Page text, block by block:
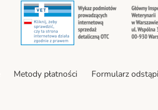
Security Security
Metody płatności Formularz